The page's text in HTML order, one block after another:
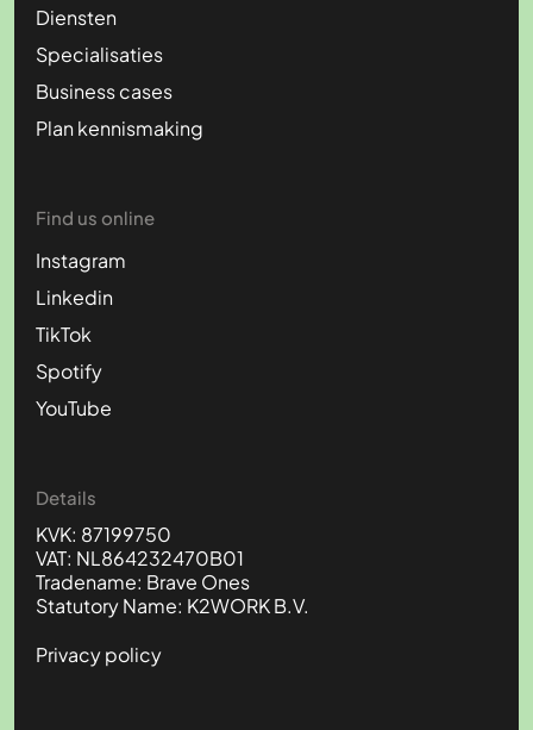
Diensten
Specialisaties
Business cases
Plan kennismaking
Find us online
Instagram
Linkedin
TikTok
Spotify
YouTube
Details
KVK: 87199750
VAT: NL864232470B01
Tradename: Brave Ones
Statutory Name: K2WORK B.V.
Privacy policy